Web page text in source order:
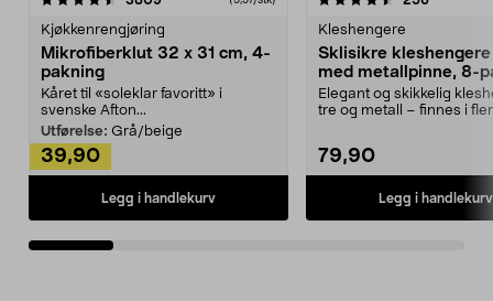
Kjøkkenrengjøring
Mikrofiberklut 32 x 31 cm, 4-
pakning
Kåret til «soleklar favoritt» i
svenske Afton...
Utførelse: Grå/beige
39,90
Legg i handlekurv
Kleshengere
Sklisikre
med metallpinne, 8-
Elegant og skikkelig
tre og metall – finnes i
79,90
Legg i handlekurv